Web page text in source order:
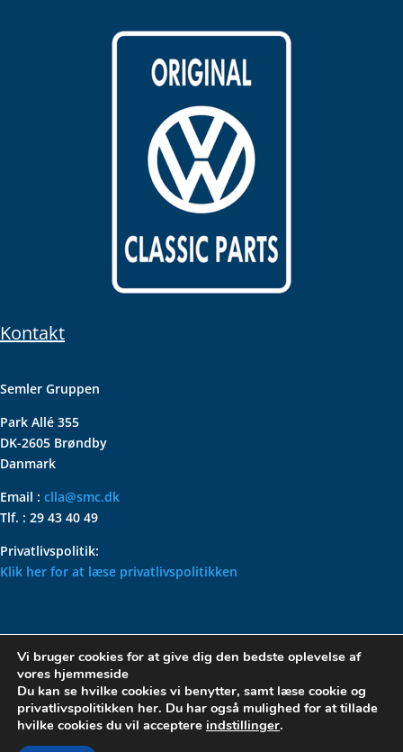
Kontakt
Semler Gruppen
Park Allé 355
DK-2605 Brøndby
Danmark
Email : clla@smc.dk
Tlf. : 29 43 40 49
Privatlivspolitik:
Klik her for at læse privatlivspolitikken
VOLKSWAGEN CLASSIC
PARTS – HOLDER DIN
KLASSISKE VOLKSWAGEN I
TOPFORM
Vi bruger cookies for at give dig den bedste oplevelse af
vores hjemmeside
Du kan se hvilke cookies vi benytter, samt læse cookie og
privatlivspolitikken her. Du har også mulighed for at tillade
hvilke cookies du vil acceptere indstillinger.